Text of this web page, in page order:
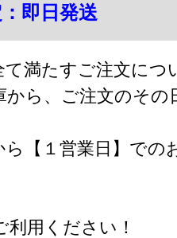
即日発送
満たすご注文につ
から、ご注文のそ
【１営業日】での
用ください！